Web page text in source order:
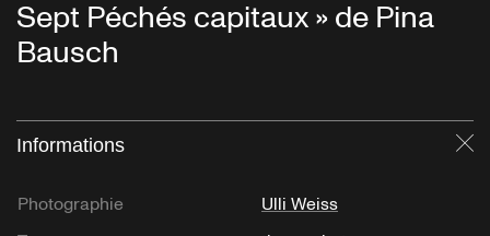
Sept Péchés capitaux » de Pina
Bausch
Informations
Photographie
Ulli Weiss